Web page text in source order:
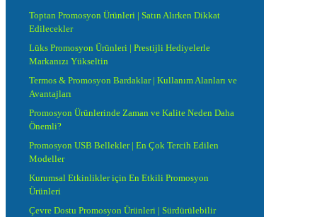
Toptan Promosyon Ürünleri | Satın Alırken Dikkat
Edilecekler
Lüks Promosyon Ürünleri | Prestijli Hediyelerle
Markanızı Yükseltin
Termos & Promosyon Bardaklar | Kullanım Alanları ve
Avantajları
Promosyon Ürünlerinde Zaman ve Kalite Neden Daha
Önemli?
Promosyon USB Bellekler | En Çok Tercih Edilen
Modeller
Kurumsal Etkinlikler için En Etkili Promosyon
Ürünleri
Çevre Dostu Promosyon Ürünleri | Sürdürülebilir